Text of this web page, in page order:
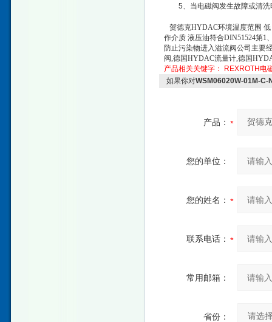
5、当电磁阀发生故障或清
贺德克HYDAC环境温度范围
作介质 液压油符合DIN51524第1
防止污染物进入溢流阀公司主要
阀,德国HYDAC流量计,德国
产品相关关键字：
REXROTH电
如果你对WSM06020W-01M-C-
产品：
您的单位：
您的姓名：
联系电话：
常用邮箱：
省份：